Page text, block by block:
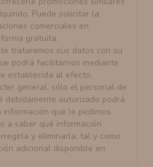
Puede solicitar la
comerciales en
gratuita.
trataremos sus datos con su
podrá facilitarnos mediante
establecida al efecto.
general, sólo el personal de
debidamente autorizado podrá
que le pedimos.
a saber qué información
y eliminarla, tal y como
adicional disponible en